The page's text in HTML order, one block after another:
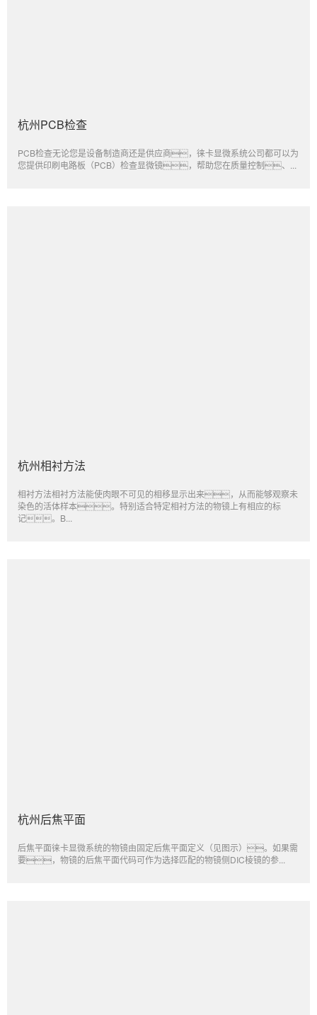
杭州PCB检查
PCB检查无论您是设备制造商还是供应商，徕卡显微系统公司都可以为
您提供印刷电路板（PCB）检查显微镜，帮助您在质量控制、...
杭州相衬方法
相衬方法相衬方法能使肉眼不可见的相移显示出来，从而能够观察未
染色的活体样本。特别适合特定相衬方法的物镜上有相应的标
记。B...
杭州后焦平面
后焦平面徕卡显微系统的物镜由固定后焦平面定义（见图示）。如果需
要，物镜的后焦平面代码可作为选择匹配的物镜侧DIC棱镜的参...